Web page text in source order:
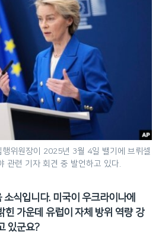
위원장이 2025년 3월 4일 밸기에 브뤼셀
관련 기자 회견 중 발언하고 있다.
소식입니다. 미국이 우크라이나에
힌 가운데 유럽이 자체 방위 역량 강
있군요?